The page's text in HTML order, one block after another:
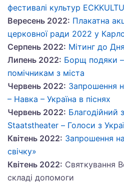
фестивалі культур
Вересень 2022: Плакатна
церковної ради 2022 у
Серпень 2022: Мітинг до
Липень 2022: Борщ подяки –
помічникам з міста
Червень 2022: Запрошення
– Навка – Україна в піснях
Червень 2022: Благодійний
Staatstheater – Голоси з
Квітень 2022: Запрошення
свічку»
Квітень 2022: Святкування
складі допомоги